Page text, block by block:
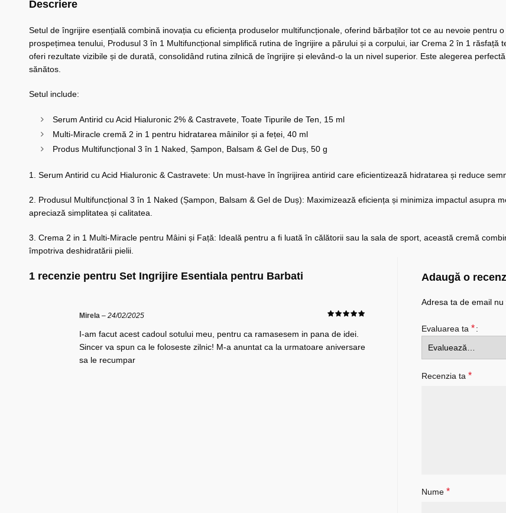
Descriere
Setul de îngrijire esențială combină inovația cu eficiența produselor multifuncționale, oferind bărbaților tot ce au nevoie pentru
prospețimea tenului, Produsul 3 în 1 Multifuncțional simplifică rutina de îngrijire a părului și a corpului, iar Crema 2 în 1
oferi rezultate vizibile și de durată, consolidând rutina zilnică de îngrijire și elevând-o la un nivel superior. Este alegerea
sănătos.
Setul include:
Serum Antirid cu Acid Hialuronic 2% & Castravete, Toate Tipurile de Ten, 15 ml
Multi-Miracle cremă 2 in 1 pentru hidratarea mâinilor și a feței, 40 ml
Produs Multifuncțional 3 în 1 Naked, Șampon, Balsam & Gel de Duș, 50 g
1. Serum Antirid cu Acid Hialuronic & Castravete: Un must-have în îngrijirea antirid care eficientizează hidratarea și reduce
2. Produsul Multifuncțional 3 în 1 Naked (Șampon, Balsam & Gel de Duș): Maximizează eficiența și minimiza impactul asupra
apreciază simplitatea și calitatea.
3. Crema 2 in 1 Multi-Miracle pentru Mâini și Față: Ideală pentru a fi luată în călătorii sau la sala de sport, această cremă
împotriva deshidratării pielii.
1 recenzie pentru Set Ingrijire Esentiala pentru Barbati
Mirela – 24/02/2025
I-am facut acest cadoul sotului meu, pentru ca ramasesem in pana de idei.
Sincer va spun ca le foloseste zilnic! M-a anuntat ca la urmatoare aniversare
sa le recumpar
Adaugă o
Adresa ta de email nu
Evaluarea ta *
Recenzia ta *
Nume *